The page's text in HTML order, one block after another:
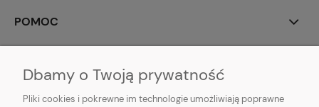
POMOC
PŁATNOŚCI I DOSTAWA
Dbamy o Twoją prywatność
Pliki cookies i pokrewne im technologie umożliwiają poprawne